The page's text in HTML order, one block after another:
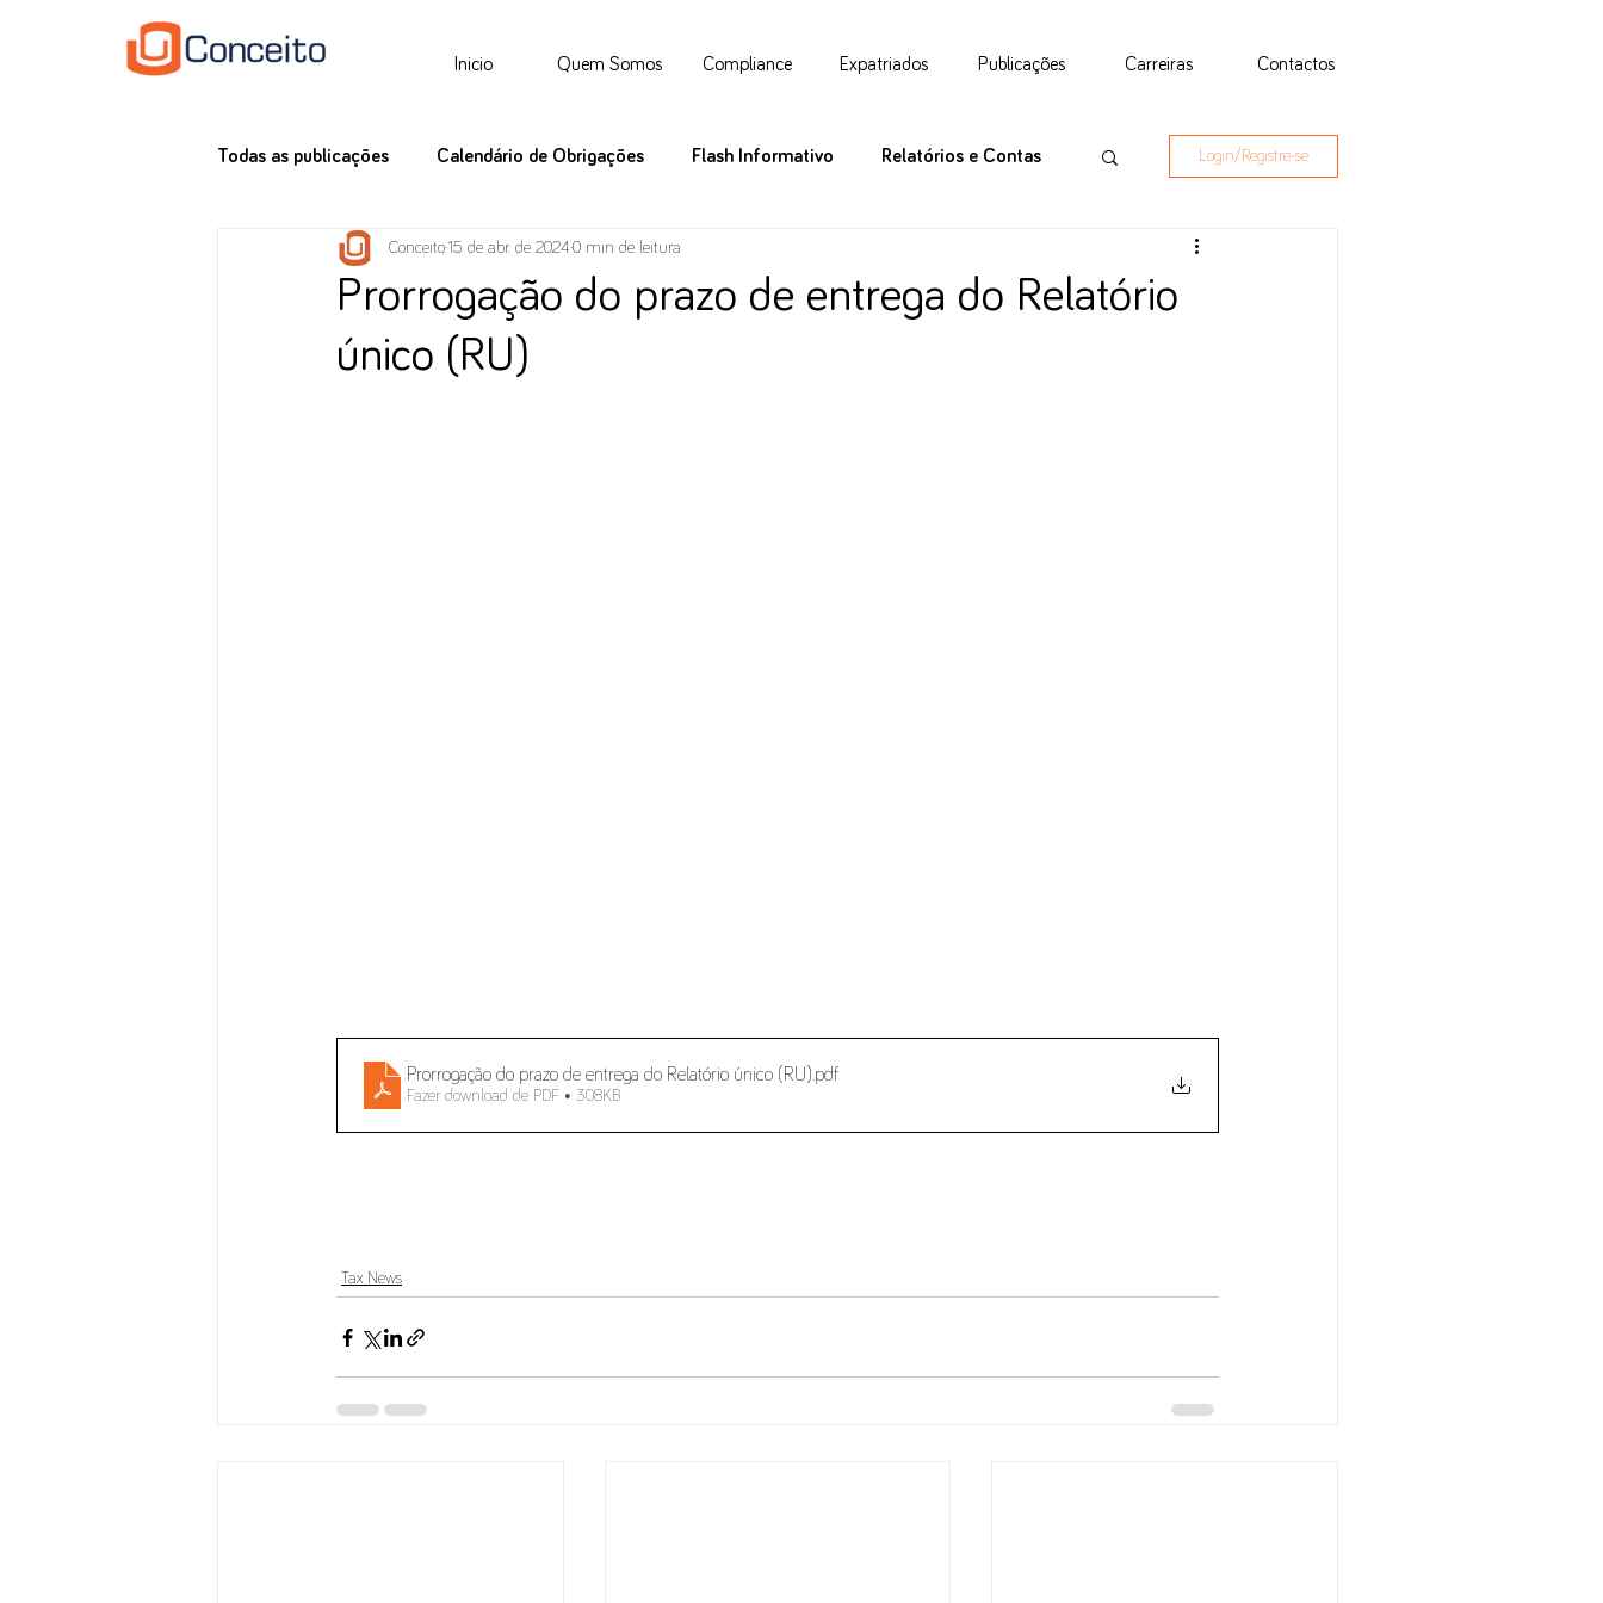
Inicio Quem Somos Compliance Expatriados Publicações Carreiras Contactos
Todas as publicações Calendário de Obrigações Flash Informativo Relatórios e Contas Login/Registre-se
Prorrogação do prazo de entrega do Relatório
único (RU)
Conceito 15 de abr. de 2024 0 min de leitura
Prorrogação do prazo de entrega do Relatório único (RU) .pdf
Fazer download de PDF • 308KB
Tax News